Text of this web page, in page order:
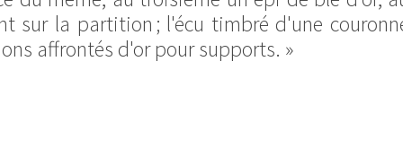
sur la partition ; l'écu timbré d'une
affrontés d'or pour supports. »